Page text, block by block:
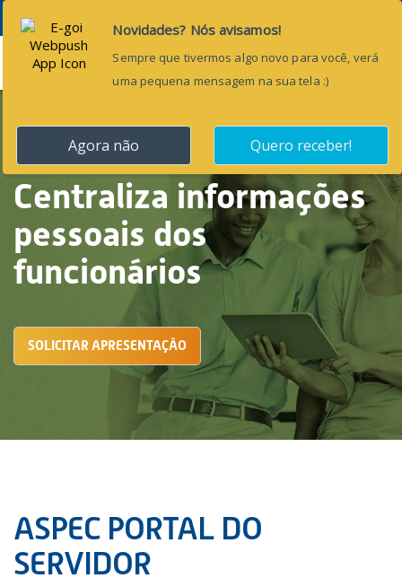
Menu
Centraliza informações
pessoais dos
funcionários
SOLICITAR APRESENTAÇÃO
ASPEC PORTAL DO
SERVIDOR